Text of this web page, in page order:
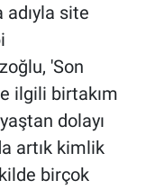
adıyla site
'Son
ilgili birtakım
dolayı
artık kimlik
birçok